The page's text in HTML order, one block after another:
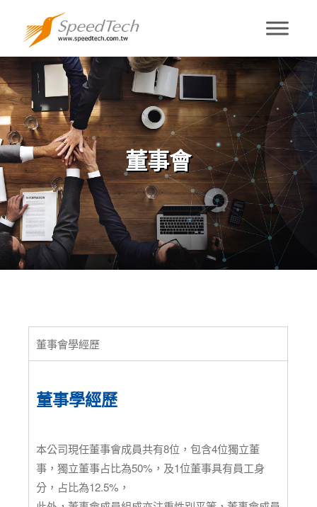
董事會
董事會
董事會學經歷
董事學經歷
本公司現任董事會成員共有8位，包含4位獨立董
事，獨立董事占比為50%，及1位董事具有員工身
分，占比為12.5%，